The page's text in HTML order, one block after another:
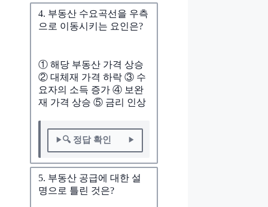
4. 부동산 수요곡선을 우측
으로 이동시키는 요인은?
① 해당 부동산 가격 상승
② 대체재 가격 하락 ③ 수
요자의 소득 증가 ④ 보완
재 가격 상승 ⑤ 금리 인상
🔍 정답 확인
5. 부동산 공급에 대한 설
명으로 틀린 것은?